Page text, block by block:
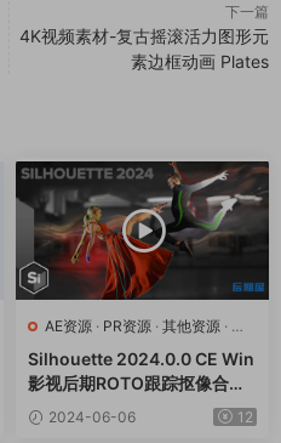
下一篇
4K视频素材-复古摇滚活力图形元
素边框动画 Plates
AE资源 · PR资源 · 其他资源 · 达
Silhouette 2024.0.0 CE Win
影视后期ROTO跟踪抠像合成
软件AE/PR/达芬奇/VEGAS/O
FX插件
2024-06-06 12